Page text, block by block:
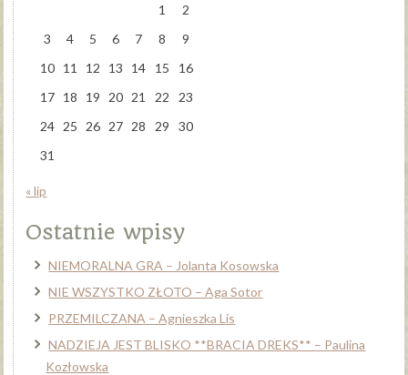
1
2
3
4 5 6 7 8
9
10 11 12 13 14 15
16
17 18 19 20 21 22
23
24 25 26 27 28 29
30
31
« lip
Ostatnie wpisy
NIEMORALNA GRA – Jolanta Kosowska
NIE WSZYSTKO ZŁOTO – Aga Sotor
PRZEMILCZANA – Agnieszka Lis
NADZIEJA JEST BLISKO **BRACIA DREKS** – Paulina
Kozłowska